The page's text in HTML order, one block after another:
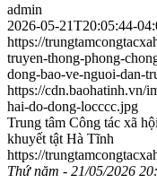
admin
2026-05-21T20:05:44-
https://
truyen-thong-phong-
dong-bao-ve-nguoi-dan-
https://cdn.baohatinh.vn/
hai-do-dong-locccc.jpg
Trung tâm Công tác xã
khuyết tật Hà Tĩnh
https://
Thứ năm - 21/05/2026